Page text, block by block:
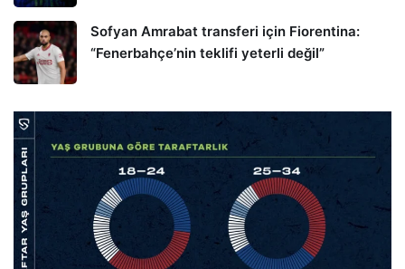
Sofyan Amrabat transferi için Fiorentina:
“Fenerbahçe’nin teklifi yeterli değil”